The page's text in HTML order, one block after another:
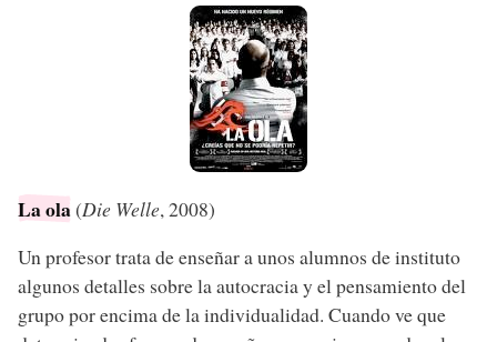
La ola(Die Welle, 2008)
Un profesor trata de enseñar a unos alumnos de instituto
algunos detalles sobre la autocracia y el pensamiento del
grupo por encima de la individualidad. Cuando ve que